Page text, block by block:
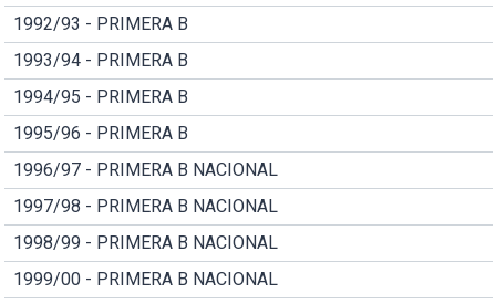
1992/93 - PRIMERA B
1993/94 - PRIMERA B
1994/95 - PRIMERA B
1995/96 - PRIMERA B
1996/97 - PRIMERA B NACIONAL
1997/98 - PRIMERA B NACIONAL
1998/99 - PRIMERA B NACIONAL
1999/00 - PRIMERA B NACIONAL